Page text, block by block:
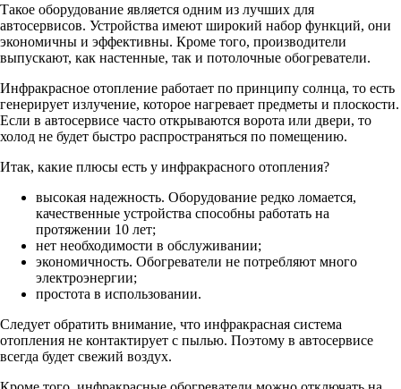
Такое оборудование является одним из лучших для
автосервисов. Устройства имеют широкий набор функций, они
экономичны и эффективны. Кроме того, производители
выпускают, как настенные, так и потолочные обогреватели.
Инфракрасное отопление работает по принципу солнца, то есть
генерирует излучение, которое нагревает предметы и плоскости.
Если в автосервисе часто открываются ворота или двери, то
холод не будет быстро распространяться по помещению.
Итак, какие плюсы есть у инфракрасного отопления?
высокая надежность. Оборудование редко ломается,
качественные устройства способны работать на
протяжении 10 лет;
нет необходимости в обслуживании;
экономичность. Обогреватели не потребляют много
электроэнергии;
простота в использовании.
Следует обратить внимание, что инфракрасная система
отопления не контактирует с пылью. Поэтому в автосервисе
всегда будет свежий воздух.